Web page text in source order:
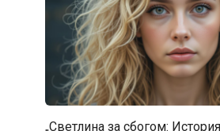
„Светлина за сбогом: